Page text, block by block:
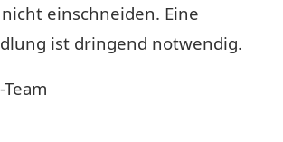
einschneiden. Eine
ist dringend notwendig.